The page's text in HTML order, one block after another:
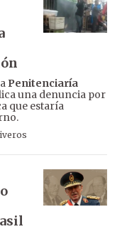
Penitenciaría
una denuncia por
que estaría